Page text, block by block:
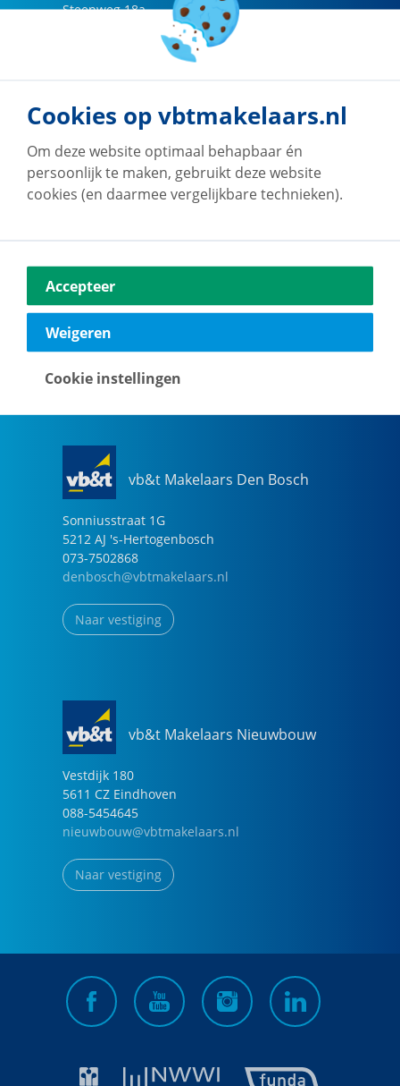
Steenweg 18a
helmond@vbtmakelaars.nl
Naar vestiging
Vestdijk 180
5611 CZ Eindhoven
040-2696949
vb&t Makelaars Den Bosch
Sonniusstraat 1G
5212 AJ 's-Hertogenbosch
073-7502868
denbosch@vbtmakelaars.nl
Naar vestiging
vb&t Makelaars Nieuwbouw
Vestdijk 180
5611 CZ Eindhoven
088-5454645
nieuwbouw@vbtmakelaars.nl
Naar vestiging
Cookies op vbtmakelaars.nl
Om deze website optimaal behapbaar én
persoonlijk te maken, gebruikt deze website
cookies (en daarmee vergelijkbare technieken).
Accepteer
Weigeren
Cookie instellingen